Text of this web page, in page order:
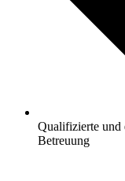
Qualifizierte und
Betreuung